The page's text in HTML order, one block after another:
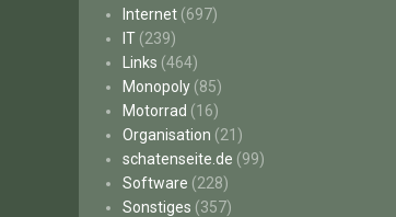
Internet (697)
IT (239)
Links (464)
Monopoly (85)
Motorrad (16)
Organisation (21)
schatenseite.de (99)
Software (228)
Sonstiges (357)